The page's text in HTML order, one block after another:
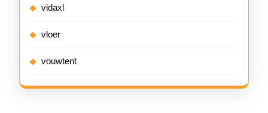
vidaxl
vloer
vouwtent